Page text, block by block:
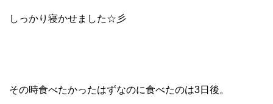
しっかり寝かせました☆彡
その時食べたかったはずなのに食べたのは3日後。